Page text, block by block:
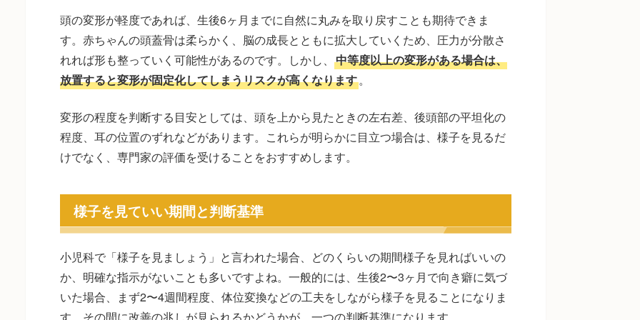
頭の変形が軽度であれば、生後6ヶ月までに自然に丸みを取り戻すことも期待できま
す。赤ちゃんの頭蓋骨は柔らかく、脳の成長とともに拡大していくため、圧力が分散さ
れれば形も整っていく可能性があるのです。しかし、 中等度以上の変形がある場合は、
放置すると変形が固定化してしまうリスクが高くなります。
変形の程度を判断する目安としては、頭を上から見たときの左右差、後頭部の平坦化の
程度、耳の位置のずれなどがあります。これらが明らかに目立つ場合は、様子を見るだ
けでなく、専門家の評価を受けることをおすすめします。
様子を見ていい期間と判断基準
小児科で「様子を見ましょう」と言われた場合、どのくらいの期間様子を見ればいいの
か、明確な指示がないことも多いですよね。一般的には、生後2〜3ヶ月で向き癖に気づ
いた場合、まず2〜4週間程度、体位変換などの工夫をしながら様子を見ることになりま